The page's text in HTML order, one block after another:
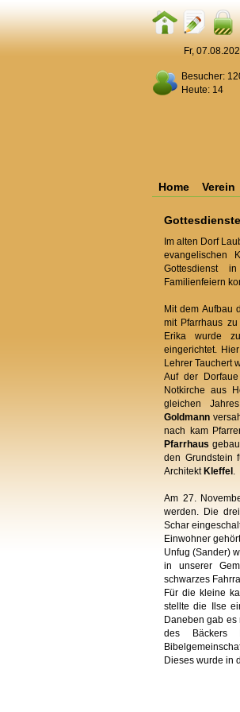
Fr,
Besucher:
Heute: 14
Home Verein
Im alten Dorf
evangelischen
Gottesdienst
Familienfeiern
Mit dem Aufbau
mit Pfarrhaus
Erika wurde
eingerichtet.
Lehrer Tauchert
Auf der
Notkirche aus
gleichen
Goldmann
nach kam
Pfarrhaus
den Grundstein
ArchitektKleffel
Am 27.
werden. Die
Schar
Einwohner
Unfug (Sander)
in unserer
schwarzes
Für die kleine
stellte die Ilse
Daneben gab es
des Bäckers
Dieses wurde in